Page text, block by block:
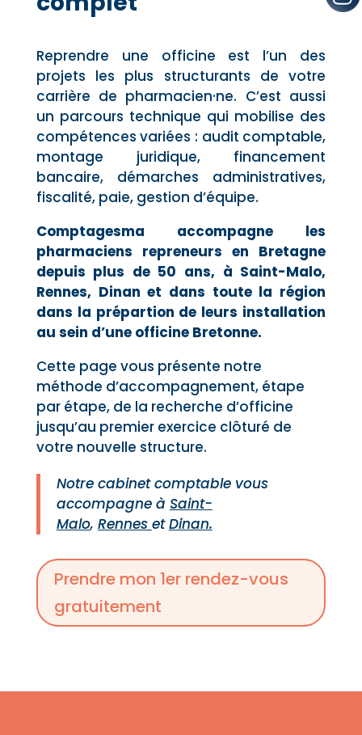
Reprendre une officine est l’un des
projets les plus structurants de votre
carrière de pharmacien·ne. C’est aussi
un parcours technique qui mobilise des
compétences variées : audit comptable,
montage juridique, financement
bancaire, démarches administratives,
fiscalité, paie, gestion d’équipe.
Comptagesma accompagne les
pharmaciens repreneurs en Bretagne
depuis plus de 50 ans, à Saint-Malo,
Rennes, Dinan et dans toute la région
dans la prépartion de leurs installation
au sein d’une officine Bretonne.
Cette page vous présente notre
méthode d’accompagnement, étape
par étape, de la recherche d’officine
jusqu’au premier exercice clôturé de
votre nouvelle structure.
Notre cabinet comptable vous
accompagne à Saint-
Malo, Rennes etDinan.
Prendre mon 1er rendez-vous
gratuitement